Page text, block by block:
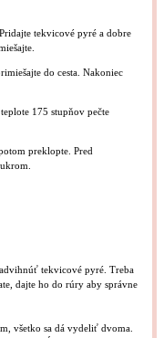
tekvicové pyré a dobre
do cesta. Nakoniec
175 stupňov pečte
preklopte. Pred
tekvicové pyré. Treba
dajte ho do rúry aby správne
všetko sa dá vydeliť dvoma.